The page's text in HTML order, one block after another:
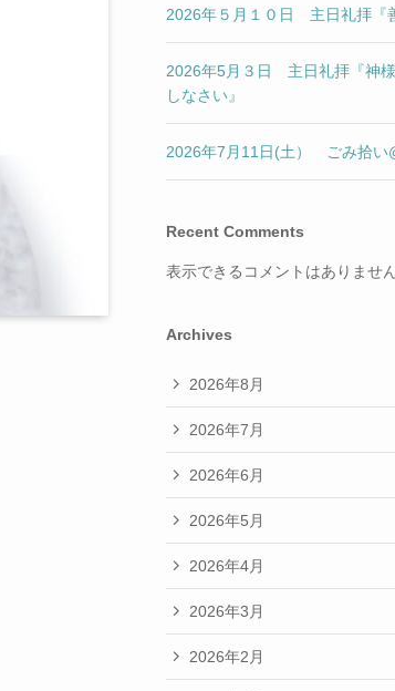
2026年５月１０日 主日礼拝『
2026年5月３日 主日礼拝『神
しなさい』
2026年7月11日(土） ごみ拾い
Recent Comments
表示できるコメントはありません
Archives
2026年8月
2026年7月
2026年6月
2026年5月
2026年4月
2026年3月
2026年2月